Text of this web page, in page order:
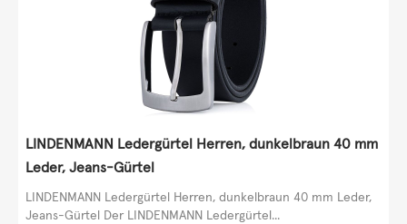
LINDENMANN Ledergürtel Herren, dunkelbraun 40 mm
Leder, Jeans-Gürtel
LINDENMANN Ledergürtel Herren, dunkelbraun 40 mm Leder,
Jeans-Gürtel Der LINDENMANN Ledergürtel...